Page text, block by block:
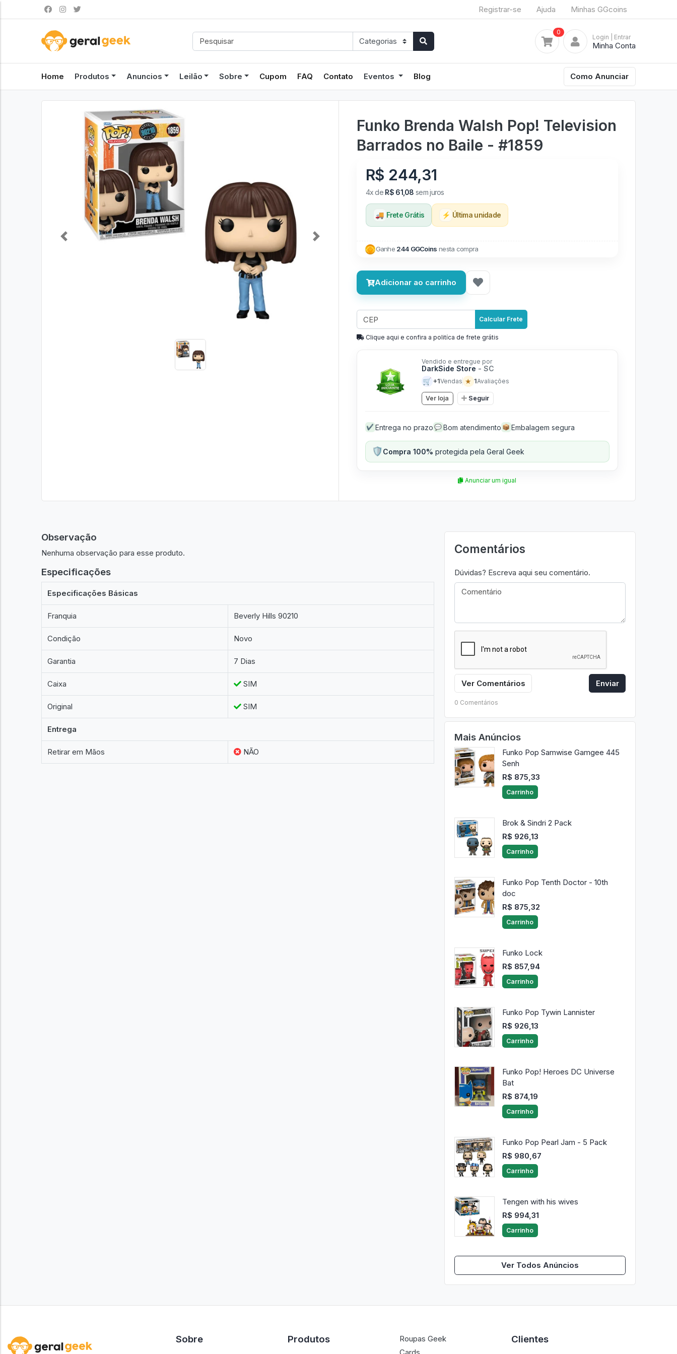
Registrar-se Ajuda Minhas GGcoins
0
Login | Entrar
Minha Conta
Home Produtos Anuncios Leilão Sobre Cupom FAQ Contato Eventos Blog Como Anunciar
Previous Next
Funko Brenda Walsh Pop! Television
Barrados no Baile - #1859
R$ 244,31
4x de R$ 61,08 sem juros
🚚 Frete Grátis ⚡ Última unidade
Ganhe 244 GGCoins nesta compra
Adicionar ao carrinho
Calcular Frete
Clique aqui e confira a politíca de frete grátis
Vendido e entregue por
DarkSide Store - SC
🛒 +1Vendas ★ 1Avaliações
Ver loja Seguir
✔ Entrega no prazo 💬 Bom atendimento 📦 Embalagem segura
🛡️Compra 100% protegida pela Geral Geek
Anunciar um igual
Observação
Nenhuma observação para esse produto.
Especificações
Especificações Básicas
Franquia Beverly Hills 90210
Condição Novo
Garantia 7 Dias
Caixa SIM
Original SIM
Entrega
Retirar em Mãos NÃO
Comentários
Dúvidas? Escreva aqui seu comentário.
Ver Comentários Enviar
0 Comentários
Mais Anúncios
Funko Pop Samwise Gamgee 445
Senh
R$ 875,33
Carrinho
Brok & Sindri 2 Pack
R$ 926,13
Carrinho
Funko Pop Tenth Doctor - 10th
doc
R$ 875,32
Carrinho
Funko Lock
R$ 857,94
Carrinho
Funko Pop Tywin Lannister
R$ 926,13
Carrinho
Funko Pop! Heroes DC Universe
Bat
R$ 874,19
Carrinho
Funko Pop Pearl Jam - 5 Pack
R$ 980,67
Carrinho
Tengen with his wives
R$ 994,31
Carrinho
Ver Todos Anúncios
Sobre Produtos
Roupas Geek
Cards
Clientes